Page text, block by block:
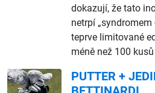
dokazují, že tato
netrpí
teprve limitované
méně než 100
PUTTER +